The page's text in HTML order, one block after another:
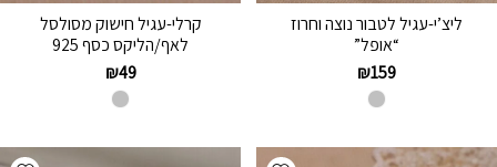
ליצ’י-עגיל לטבור נוצה וחרוז
“אופל”
₪159
קרלי-עגיל חישוק מסולסל
לאף/הליקס כסף 925
₪49